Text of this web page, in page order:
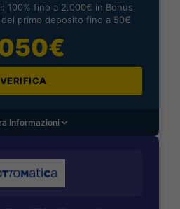
100% fino a 2.000€ in Bonus
del primo deposito fino a 50€
VERIFICA
Informazioni